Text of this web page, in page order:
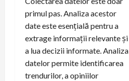
primul pas. Analiza acestor
date este esențială pentru a
extrage informații relevante și
a lua decizii informate. Analiza
datelor permite identificarea
trendurilor, a opiniilor